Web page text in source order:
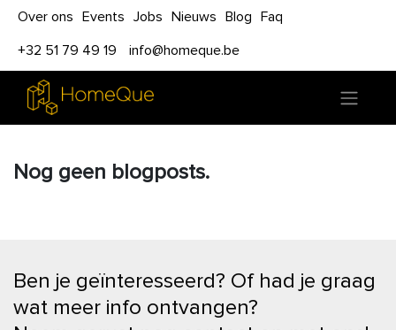
Over ons Events Jobs Nieuws Blog Faq
+32 51 79 49 19 info@homeque.be
Nog geen blogposts.
Ben je geïnteresseerd? Of had je graag
wat meer info ontvangen?